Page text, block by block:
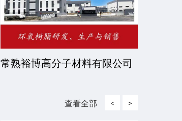
常熟裕博高分子材料有限公司
查看全部 < >